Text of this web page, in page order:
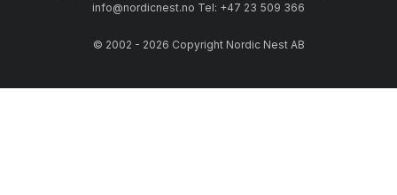
info@nordicnest.no Tel: +47 23 509 366
© 2002 - 2026 Copyright Nordic Nest AB